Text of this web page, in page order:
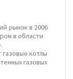
рынок в 2006
в области
котлы
газовых